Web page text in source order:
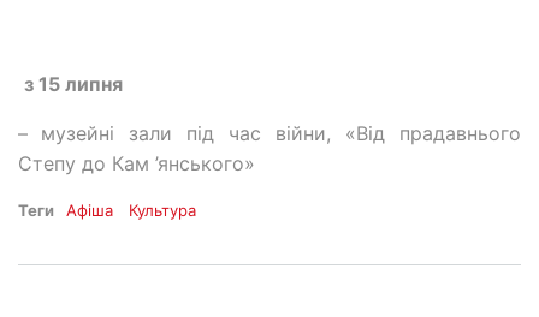
з 15 липня
– музейні зали під час війни, «Від прадавнього
Степу до Кам ’янського»
Теги Афіша Культура